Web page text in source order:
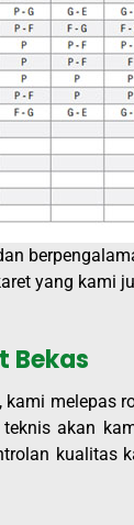
yang kami
Bekas
melepas
akan
kualitas